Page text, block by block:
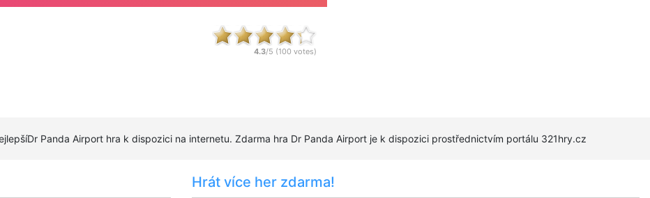
4.3/5 (100 votes)
Panda Airport hra k dispozici na internetu. Zdarma hra Dr Panda Airport je k dispozici prostřednictvím portálu 321hry.cz
Hrát více her zdarma!